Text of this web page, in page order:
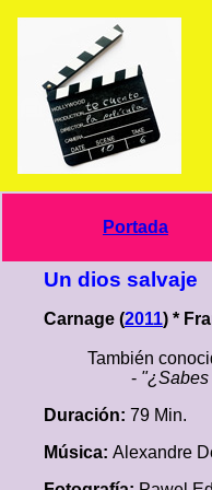
Portada
Un dios salvaje
Carnage (2011) *
También
-
Duración: 79 Min.
Música: Alexandre